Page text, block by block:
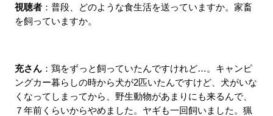
視聴者：普段、どのような食生活を送っていますか。家畜
を飼っていますか。
充さん：鶏をずっと飼っていたんですけれど…。キャンピ
ングカー暮らしの時から犬が2匹いたんですけど、犬がいな
くなってしまってから、野生動物があまりにも来るんで、
７年前くらいからやめました。ヤギも一回飼いました。猟